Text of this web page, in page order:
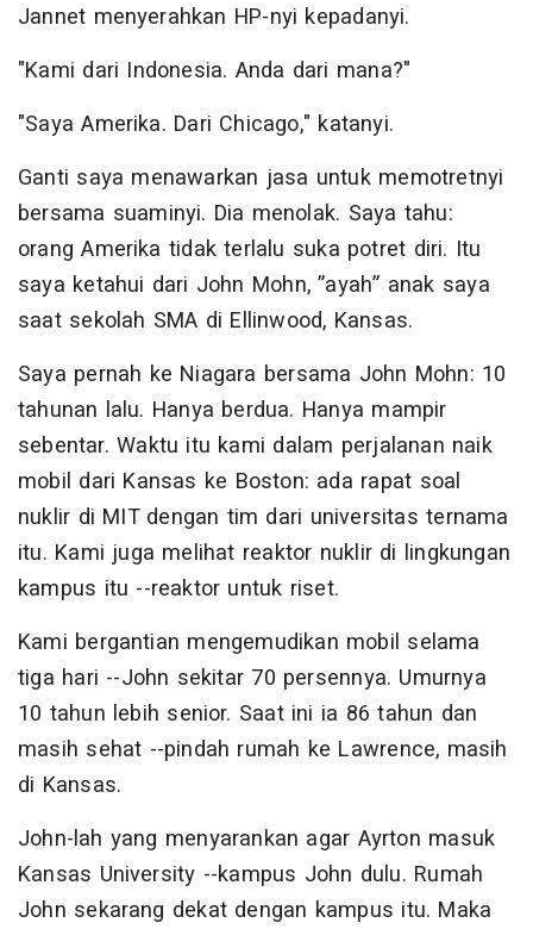
Jannet menyerahkan HP-nyi kepadanyi.
"Kami dari Indonesia. Anda dari mana?"
"Saya Amerika. Dari Chicago," katanyi.
Ganti saya menawarkan jasa untuk memotretnyi
bersama suaminyi. Dia menolak. Saya tahu:
orang Amerika tidak terlalu suka potret diri. Itu
saya ketahui dari John Mohn, ”ayah” anak saya
saat sekolah SMA di Ellinwood, Kansas.
Saya pernah ke Niagara bersama John Mohn: 10
tahunan lalu. Hanya berdua. Hanya mampir
sebentar. Waktu itu kami dalam perjalanan naik
mobil dari Kansas ke Boston: ada rapat soal
nuklir di MIT dengan tim dari universitas ternama
itu. Kami juga melihat reaktor nuklir di lingkungan
kampus itu --reaktor untuk riset.
Kami bergantian mengemudikan mobil selama
tiga hari --John sekitar 70 persennya. Umurnya
10 tahun lebih senior. Saat ini ia 86 tahun dan
masih sehat --pindah rumah ke Lawrence, masih
di Kansas.
John-lah yang menyarankan agar Ayrton masuk
Kansas University --kampus John dulu. Rumah
John sekarang dekat dengan kampus itu. Maka